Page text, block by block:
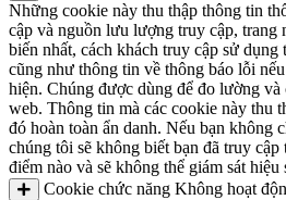
Những cookie này thu thập thông tin
cập và nguồn lưu lượng truy cập, trang
biến nhất, cách khách truy cập sử dụng
cũng như thông tin về thông báo lỗi
hiện. Chúng được dùng để đo lường và
web. Thông tin mà các cookie này thu
đó hoàn toàn ẩn danh. Nếu bạn không
chúng tôi sẽ không biết bạn đã truy
điểm nào và sẽ không thể giám sát hiệu
Cookie chức năng Không hoạt